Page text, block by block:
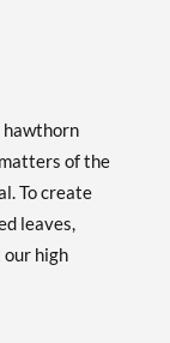
hawthorn
of the
To create
leaves,
high